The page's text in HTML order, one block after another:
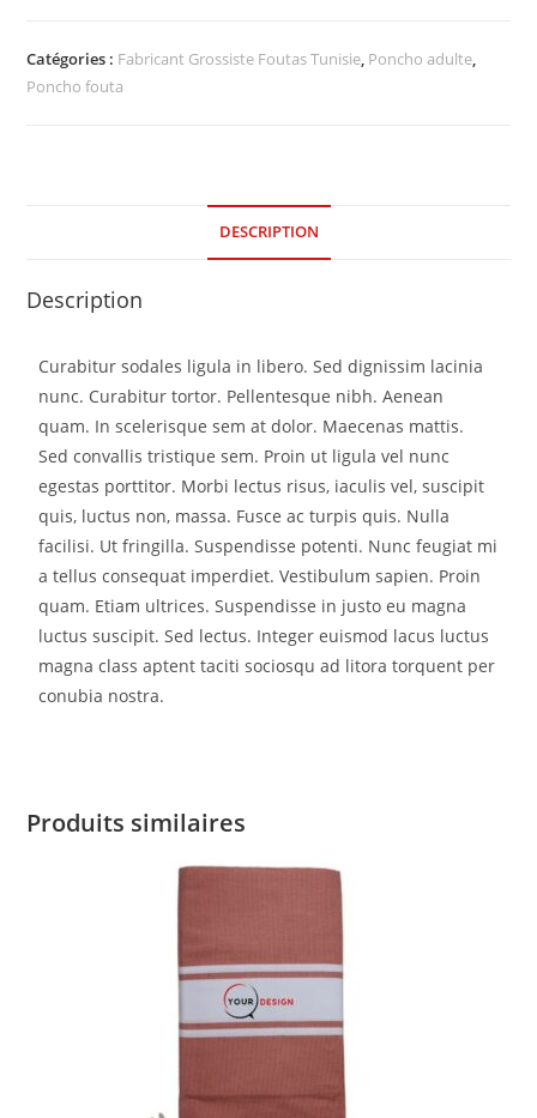
Catégories : Fabricant Grossiste Foutas Tunisie, Poncho adulte,
Poncho fouta
DESCRIPTION
Description
Curabitur sodales ligula in libero. Sed dignissim lacinia
nunc. Curabitur tortor. Pellentesque nibh. Aenean
quam. In scelerisque sem at dolor. Maecenas mattis.
Sed convallis tristique sem. Proin ut ligula vel nunc
egestas porttitor. Morbi lectus risus, iaculis vel, suscipit
quis, luctus non, massa. Fusce ac turpis quis. Nulla
facilisi. Ut fringilla. Suspendisse potenti. Nunc feugiat mi
a tellus consequat imperdiet. Vestibulum sapien. Proin
quam. Etiam ultrices. Suspendisse in justo eu magna
luctus suscipit. Sed lectus. Integer euismod lacus luctus
magna class aptent taciti sociosqu ad litora torquent per
conubia nostra.
Produits similaires